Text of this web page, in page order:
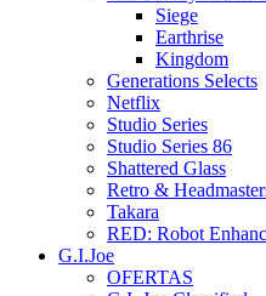
Siege
Earthrise
Kingdom
Generations Selects
Netflix
Studio Series
Studio Series 86
Shattered Glass
Retro &
Takara
RED: Robot
G.I.Joe
OFERTAS